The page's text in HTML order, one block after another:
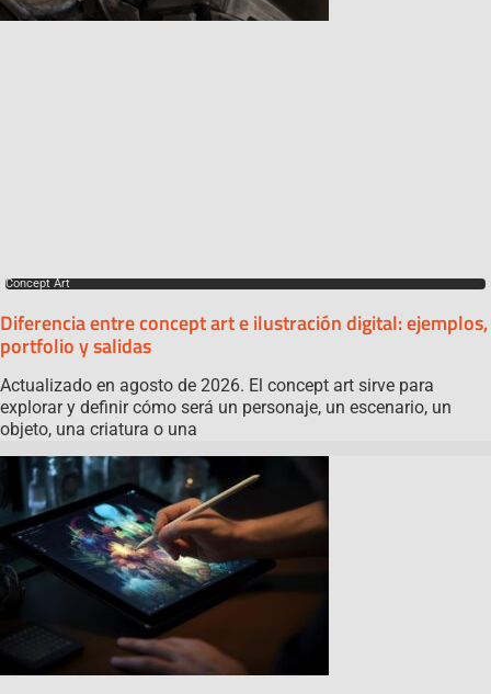
Concept Art
Diferencia entre concept art e ilustración digital: ejemplos,
portfolio y salidas
Actualizado en agosto de 2026. El concept art sirve para
explorar y definir cómo será un personaje, un escenario, un
objeto, una criatura o una